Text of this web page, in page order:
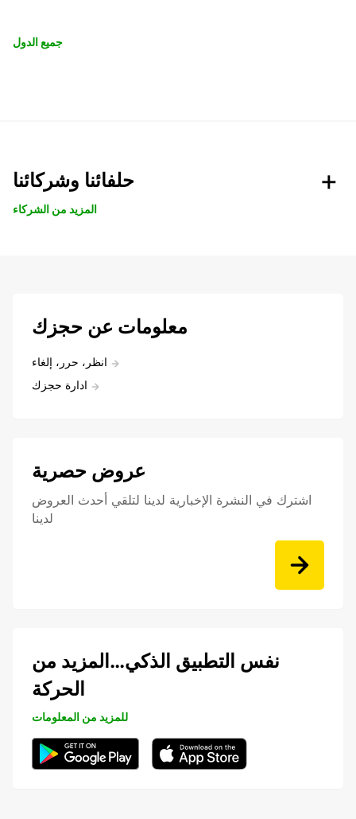
جميع الدول
حلفائنا وشركائنا
المزيد من الشركاء
معلومات عن حجزك
انظر، حرر، إلغاء
ادارة حجزك
عروض حصرية
اشترك في النشرة الإخبارية لدينا لتلقي أحدث العروض
لدينا
نفس التطبيق الذكي…المزيد من
الحركة
للمزيد من المعلومات